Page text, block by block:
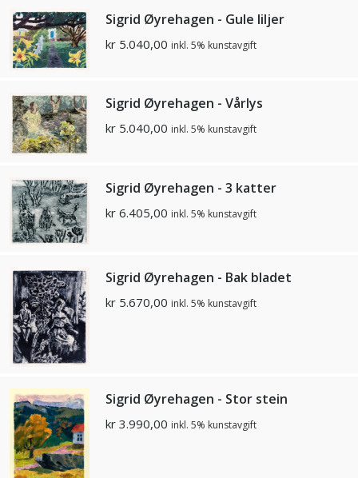
Sigrid Øyrehagen - Gule liljer
kr 5.040,00 inkl. 5% kunstavgift
Sigrid Øyrehagen - Vårlys
kr 5.040,00 inkl. 5% kunstavgift
Sigrid Øyrehagen - 3 katter
kr 6.405,00 inkl. 5% kunstavgift
Sigrid Øyrehagen - Bak bladet
kr 5.670,00 inkl. 5% kunstavgift
Sigrid Øyrehagen - Stor stein
kr 3.990,00 inkl. 5% kunstavgift